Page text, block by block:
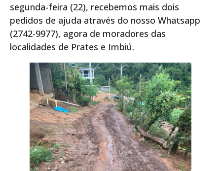
segunda-feira (22), recebemos mais dois
pedidos de ajuda através do nosso Whatsapp
(2742-9977), agora de moradores das
localidades de Prates e Imbiú.